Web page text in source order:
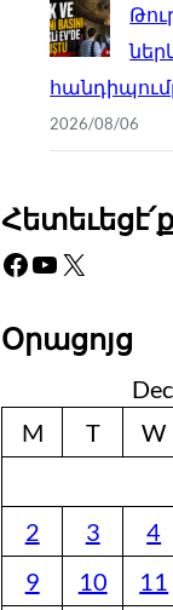
2026/08/06
Facebook YouTube X
Օրացոյց
M
T W
2
3 4
9
10 11